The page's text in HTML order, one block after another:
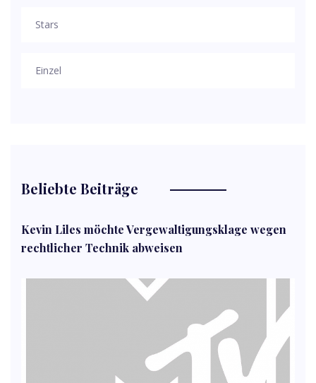
Stars
Einzel
Beliebte Beiträge
Kevin Liles möchte Vergewaltigungsklage wegen
rechtlicher Technik abweisen